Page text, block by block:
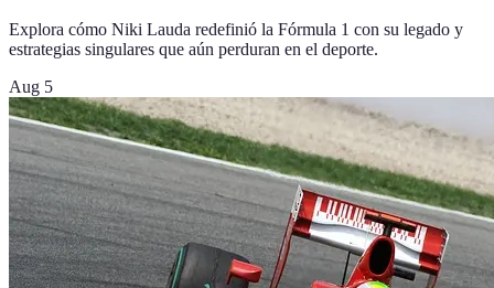
Explora cómo Niki Lauda redefinió la Fórmula 1 con su legado y
estrategias singulares que aún perduran en el deporte.
Aug 5